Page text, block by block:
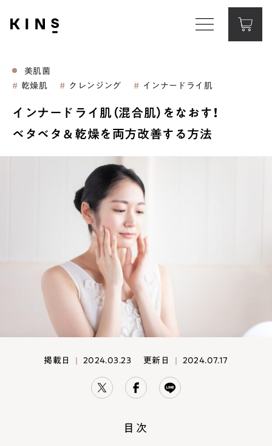
Corporate Website
美肌菌
乾燥肌
クレンジング インナードライ肌
インナードライ肌（混合肌）をなおす！
ベタベタ＆乾燥を両方改善する方法
掲載日 | 2024.03.23 更新日 | 2024.07.17
目次